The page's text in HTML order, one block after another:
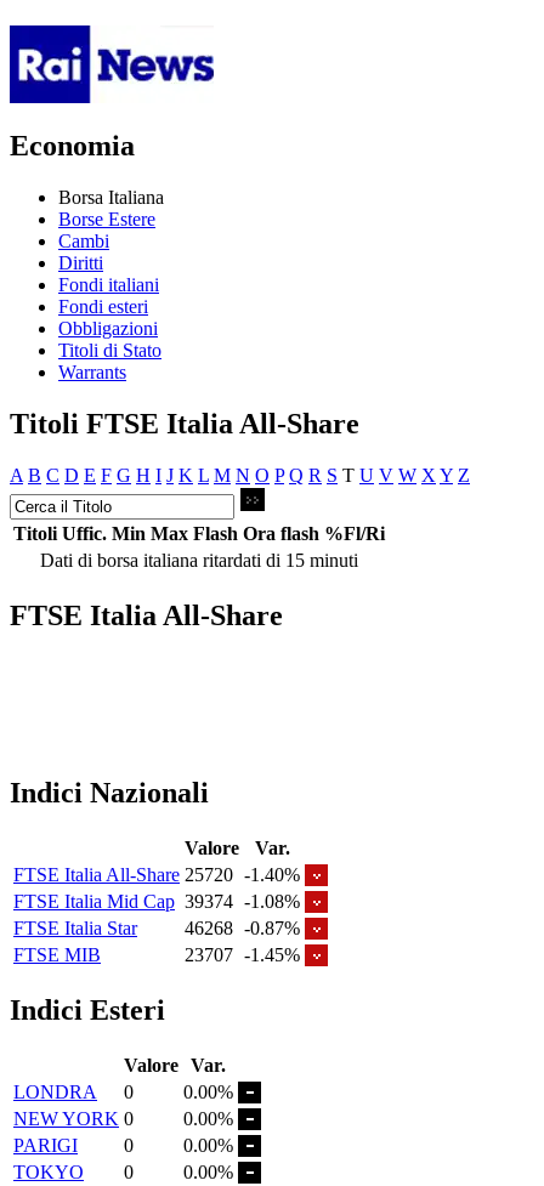
Economia
Borsa Italiana
Borse Estere
Cambi
Diritti
Fondi italiani
Fondi esteri
Obbligazioni
Titoli di Stato
Warrants
Titoli FTSE Italia All-Share
A B C D E F G H I J K L M N O P Q R S T U V W X Y Z
Titoli Uffic. Min Max Flash Ora flash %Fl/Ri
Dati di borsa italiana ritardati di 15 minuti
FTSE Italia All-Share
Indici Nazionali
Valore
Var.
FTSE Italia All-Share 25720 -1.40%
FTSE Italia Mid Cap 39374 -1.08%
FTSE Italia Star
46268 -0.87%
FTSE MIB
23707 -1.45%
Indici Esteri
Valore Var.
LONDRA
0
0.00%
NEW YORK 0
0.00%
PARIGI
0
0.00%
TOKYO
0
0.00%